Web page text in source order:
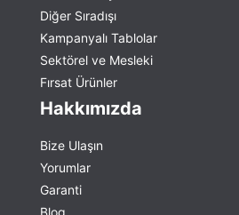
Diğer Sıradışı
Kampanyalı Tablolar
Sektörel ve Mesleki
Fırsat Ürünler
Hakkımızda
Bize Ulaşın
Yorumlar
Garanti
Blog